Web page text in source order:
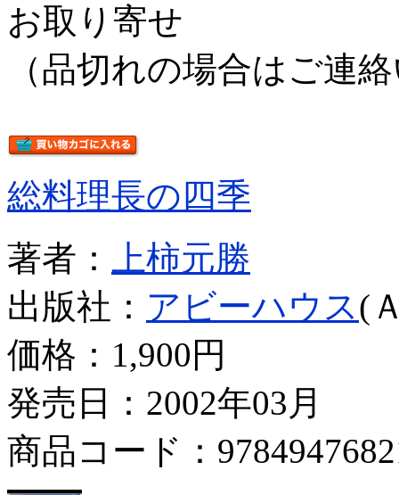
お取り寄せ
（品切れの場合はご連
総料理長の四季
著者：
上柿元勝
出版社： アビーハウス(
価格： 1,900円
発売日：2002年03月
商品コード：